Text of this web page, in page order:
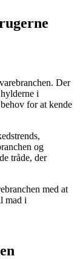
Der
i
for at kende
og
tråde, der
med at
mad i